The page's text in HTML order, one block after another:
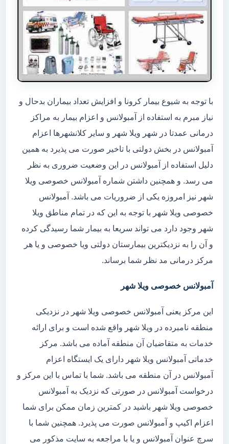
با توجه به شیوع بیمار کرونا و افزایش تعداد بیماران بدحال و
نیاز مبرم به استفاده از آمبولانس و اعزام بیمار به مراکز
درمانی عمدتا در شهر ویلا شهر و سایر کلانشهرها اعزام
آمبولانس در بخش دولتی با تاخیر صورت می پذیرد به همین
دلیل استفاده از آمبولانس در این وضعیت ضروری به نظر
می رسد. و همچنین داشتن شماره آمبولانس خصوصی ویلا
شهر نیز امروزه یکی از ضروریات می باشد. آمبولانس
خصوصی ویلا شهر با توجه به این که در تمام مناطق ویلا
شهر وجود دارد می تواند سریعا به بیمار شما رسیدگی کرده
و آن را به نزدیکترین بیمارستان دولتی ویا خصوصی و یا هر
مرکز درمانی مد نظر شما برساند.
آمبولانس خصوصی ویلا شهر
این مرکز یعنی آمبولانس خصوصی ویلا شهر در نزدیکی
منطقه نامبرده در ویلا شهر واقع شده است و برای ارائه
خدمات به متقاضیان آن منطقه آماده می باشد. مرکز
خدماتی آمبولانس ویلا شهر دارای یک ایستگاه اعزام
آمبولانس در آن منطقه می باشد. شما با تماس با این مرکز و
درخواست آمبولانس در صورتی که نزدیک به آمبولانس
خصوصی ویلا شهر باشید در کمترین زمان ممکن برای شما
اعزام اکیپ و آمبولانس صورت می پذیرد. همچنین شما با
سرچ عنوان آمبولانس و یا با مراجعه به سایت مذکور می